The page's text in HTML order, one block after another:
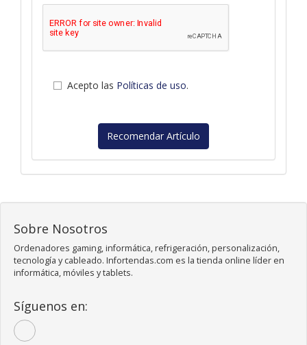
Acepto las Políticas de uso.
Recomendar Artículo
Sobre Nosotros
Ordenadores gaming, informática, refrigeración, personalización,
tecnología y cableado. Infortendas.com es la tienda online líder en
informática, móviles y tablets.
Síguenos en: